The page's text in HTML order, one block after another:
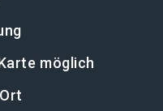
möglich